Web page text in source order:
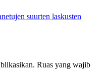
suurten laskusten
Ruas yang wajib